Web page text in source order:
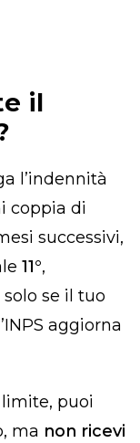
il
l’indennità
coppia di
successivi,
11°,
se il tuo
aggiorna
puoi
ma non ricevi